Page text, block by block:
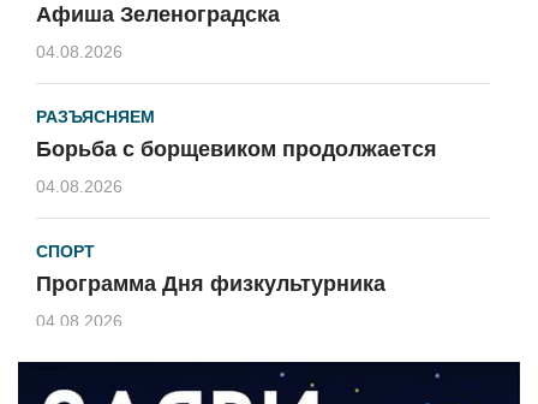
Афиша Зеленоградска
04.08.2026
РАЗЪЯСНЯЕМ
Борьба с борщевиком продолжается
04.08.2026
СПОРТ
Программа Дня физкультурника
04.08.2026
ЗЕМЛЯКИ